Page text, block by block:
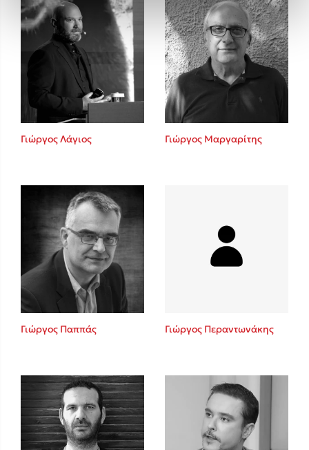
Γιώργος Λάγιος Γιώργος Μαργαρίτης
Γιώργος Παππάς Γιώργος Περαντωνάκης